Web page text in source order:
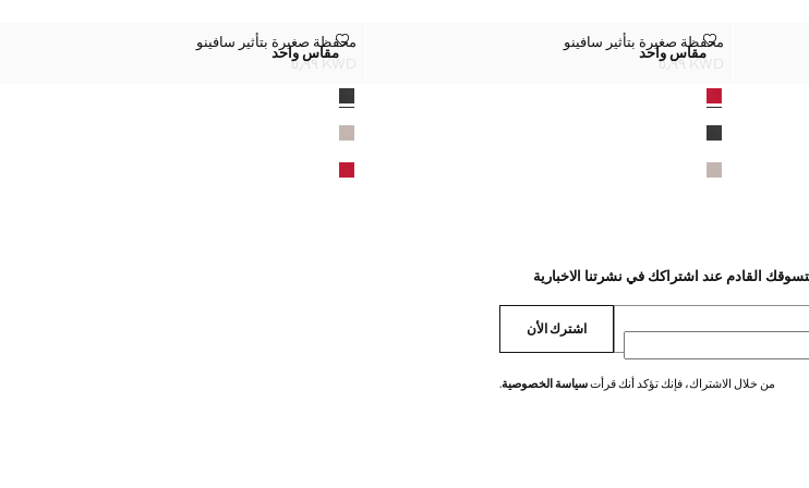
المقاسات
مقاس واحدمحفظة صغيرة بتأثير سافينو
محفظة صغيرة بتأثير سافينو
محفظة صغيرة بتأثير سافينو
السعر الحالي [KWD ٥٫٩٩ ]
KWD ٥٫٩٩
الألوان
المقاسات
مقاس واحدمحفظة صغيرة بتأثير سافينو
محفظة صغيرة بتأثير سافينو
محفظة صغيرة بتأثير سافينو
السعر الحالي [KWD ٥٫٩٩ ]
KWD ٥٫٩٩
الألوان
اشترك الأن
من خلال الاشتراك، فإنك تؤكد أنك قرأتسياسة الخصوصية.